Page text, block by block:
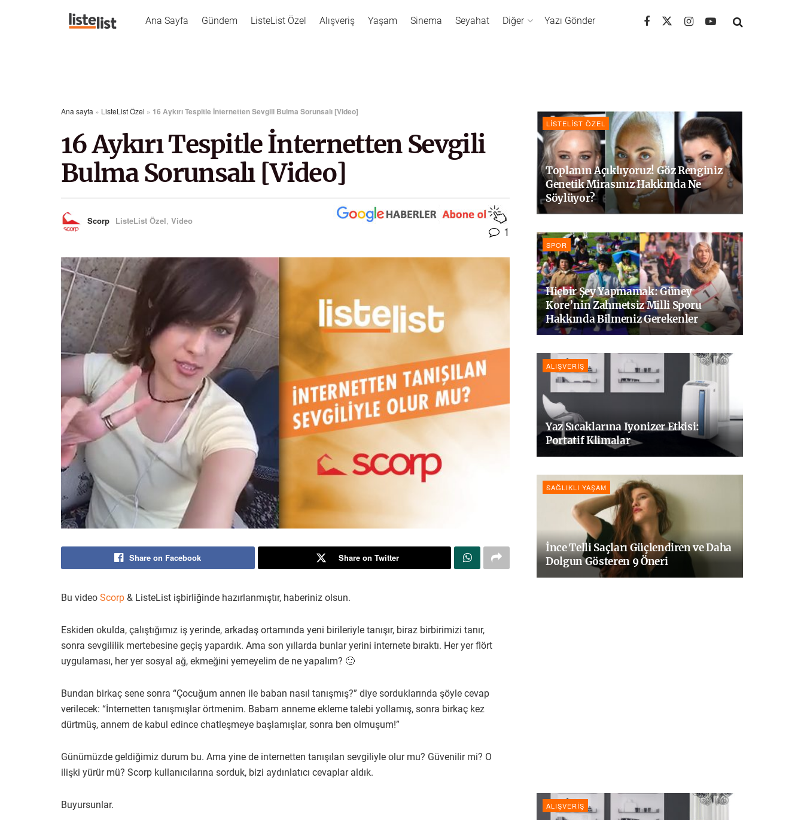
Ana Sayfa Gündem ListeList Özel Alışveriş Yaşam Sinema Seyahat Diğer Yazı Gönder
Ana sayfa » ListeList Özel » 16 Aykırı Tespitle İnternetten Sevgili Bulma Sorunsalı [Video]
16 Aykırı Tespitle İnternetten Sevgili
Bulma Sorunsalı [Video]
Scorp ListeList Özel, Video
1
Share on Facebook Share on Twitter
Bu video Scorp & ListeList işbirliğinde hazırlanmıştır, haberiniz olsun.
Eskiden okulda, çalıştığımız iş yerinde, arkadaş ortamında yeni birileriyle tanışır, biraz birbirimizi tanır,
sonra sevgililik mertebesine geçiş yapardık. Ama son yıllarda bunlar yerini internete bıraktı. Her yer flört
uygulaması, her yer sosyal ağ, ekmeğini yemeyelim de ne yapalım? 🙂
Bundan birkaç sene sonra “Çocuğum annen ile baban nasıl tanışmış?” diye sorduklarında şöyle cevap
verilecek: “İnternetten tanışmışlar örtmenim. Babam anneme ekleme talebi yollamış, sonra birkaç kez
dürtmüş, annem de kabul edince chatleşmeye başlamışlar, sonra ben olmuşum!”
Günümüzde geldiğimiz durum bu. Ama yine de internetten tanışılan sevgiliyle olur mu? Güvenilir mi? O
ilişki yürür mü? Scorp kullanıcılarına sorduk, bizi aydınlatıcı cevaplar aldık.
Buyursunlar.
LISTELIST ÖZEL
Toplanın Açıklıyoruz! Göz Renginiz
Genetik Mirasınız Hakkında Ne
Söylüyor?
SPOR
Hiçbir Şey Yapmamak: Güney
Kore’nin Zahmetsiz Milli Sporu
Hakkında Bilmeniz Gerekenler
ALIŞVERIŞ
Yaz Sıcaklarına Iyonizer Etkisi:
Portatif Klimalar
SAĞLIKLI YAŞAM
İnce Telli Saçları Güçlendiren ve Daha
Dolgun Gösteren 9 Öneri
ALIŞVERIŞ